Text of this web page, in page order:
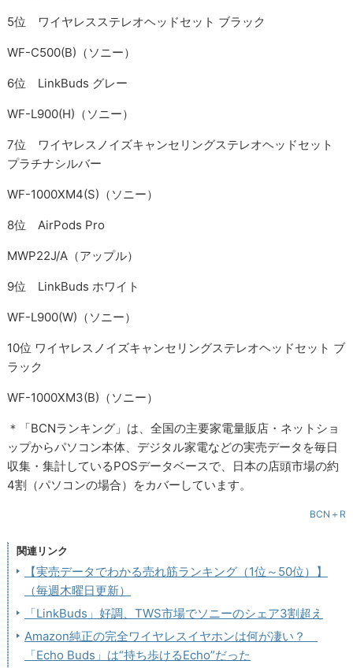
5位 ワイヤレスステレオヘッドセット ブラック
WF-C500(B)（ソニー）
6位 LinkBuds グレー
WF-L900(H)（ソニー）
7位 ワイヤレスノイズキャンセリングステレオヘッドセット
プラチナシルバー
WF-1000XM4(S)（ソニー）
8位 AirPods Pro
MWP22J/A（アップル）
9位 LinkBuds ホワイト
WF-L900(W)（ソニー）
10位 ワイヤレスノイズキャンセリングステレオヘッドセット ブ
ラック
WF-1000XM3(B)（ソニー）
＊「BCNランキング」は、全国の主要家電量販店・ネットショ
ップからパソコン本体、デジタル家電などの実売データを毎日
収集・集計しているPOSデータベースで、日本の店頭市場の約
4割（パソコンの場合）をカバーしています。
BCN＋R
関連リンク
【実売データでわかる売れ筋ランキング（1位～50位）】
（毎週木曜日更新）
「LinkBuds」好調、TWS市場でソニーのシェア3割超え
Amazon純正の完全ワイヤレスイヤホンは何が凄い？
「Echo Buds」は“持ち歩けるEcho”だった